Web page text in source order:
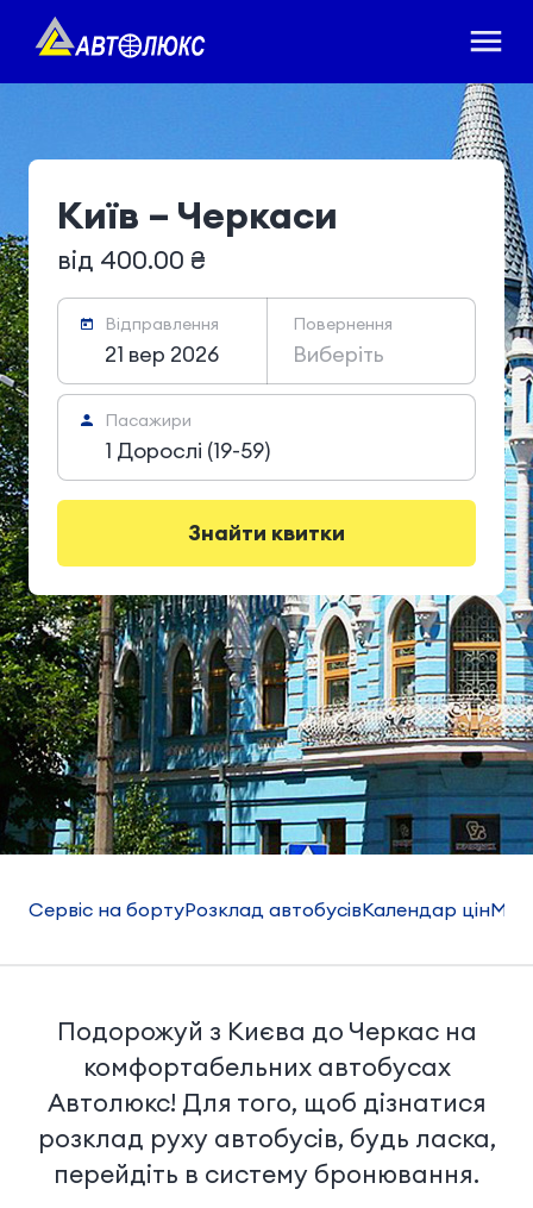
Київ – Черкаси
від 400.00 ₴
Відправлення
21 вер 2026
Повернення
Виберіть
Пасажири
1 Дорослі (19-59)
Знайти квитки
Сервіс на бортуРозклад автобусівКалендар цін
Подорожуй з Києва до Черкас на
комфортабельних автобусах
Автолюкс! Для того, щоб дізнатися
розклад руху автобусів, будь ласка,
перейдіть в систему бронювання.